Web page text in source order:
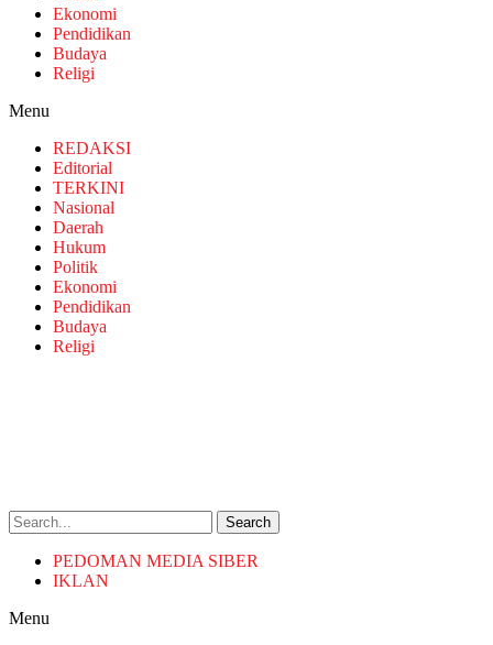
Ekonomi
Pendidikan
Budaya
Religi
Menu
REDAKSI
Editorial
TERKINI
Nasional
Daerah
Hukum
Politik
Ekonomi
Pendidikan
Budaya
Religi
Search
PEDOMAN MEDIA SIBER
IKLAN
Menu